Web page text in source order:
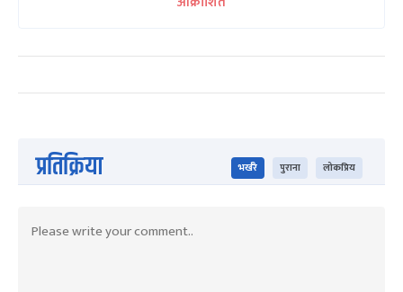
प्रतिक्रिया भर्खरै पुराना लोकप्रिय